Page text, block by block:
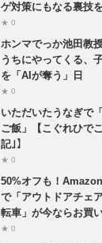
ゲ対策にもなる裏技
★ 0
ホンマでっか池田教
うちにやってくる、
を「AIが奪う」日
★ 0
いただいたうなぎで
ご飯」【こぐれひで
記｣】
★ 0
50%オフも！
で「アウトドアチェ
転車」が今ならお買
★ 0